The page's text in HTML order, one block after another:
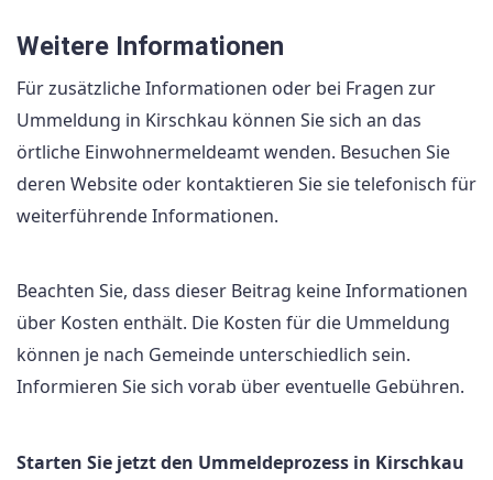
Weitere Informationen
Für zusätzliche Informationen oder bei Fragen zur
Ummeldung in Kirschkau können Sie sich an das
örtliche Einwohnermeldeamt wenden. Besuchen Sie
deren Website oder kontaktieren Sie sie telefonisch für
weiterführende Informationen.
Beachten Sie, dass dieser Beitrag keine Informationen
über Kosten enthält. Die Kosten für die Ummeldung
können je nach Gemeinde unterschiedlich sein.
Informieren Sie sich vorab über eventuelle Gebühren.
Starten Sie jetzt den Ummeldeprozess in Kirschkau